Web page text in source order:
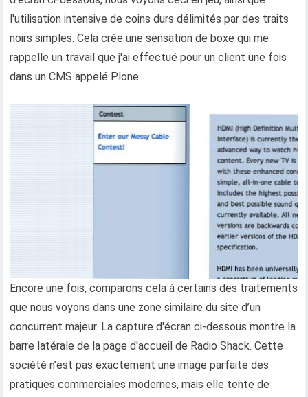
l'utilisation intensive de coins durs délimités par des traits
noirs simples. Cela crée une sensation de boxe qui me
rappelle un travail que j'ai effectué pour un client une fois
dans un CMS appelé Plone.
Encore une fois, comparons cela à certains des traitements
que nous voyons dans une zone similaire du site d’un
concurrent majeur. La capture d'écran ci-dessous montre la
barre latérale de la page d'accueil de Radio Shack. Cette
société n’est pas exactement une image parfaite des
pratiques commerciales modernes, mais elle tente de